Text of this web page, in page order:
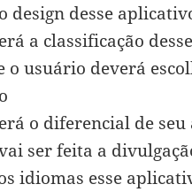
design desse
a classificação
o usuário deverá
o diferencial de seu
ser feita a
idiomas esse